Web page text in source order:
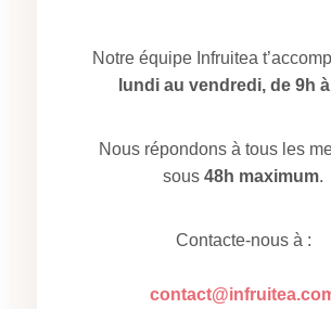
Notre équipe Infruitea
lundi au vendredi, de 9h
Nous répondons à tous les
sous 48h maximum.
Contacte-nous à :